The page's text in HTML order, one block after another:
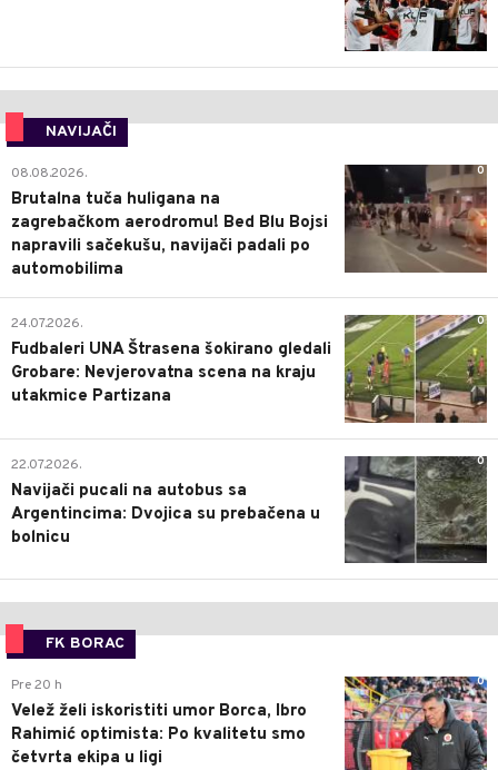
NAVIJAČI
0
08.08.2026.
Brutalna tuča huligana na
zagrebačkom aerodromu! Bed Blu Bojsi
napravili sačekušu, navijači padali po
automobilima
0
24.07.2026.
Fudbaleri UNA Štrasena šokirano gledali
Grobare: Nevjerovatna scena na kraju
utakmice Partizana
0
22.07.2026.
Navijači pucali na autobus sa
Argentincima: Dvojica su prebačena u
bolnicu
FK BORAC
0
Pre 20 h
Velež želi iskoristiti umor Borca, Ibro
Rahimić optimista: Po kvalitetu smo
četvrta ekipa u ligi